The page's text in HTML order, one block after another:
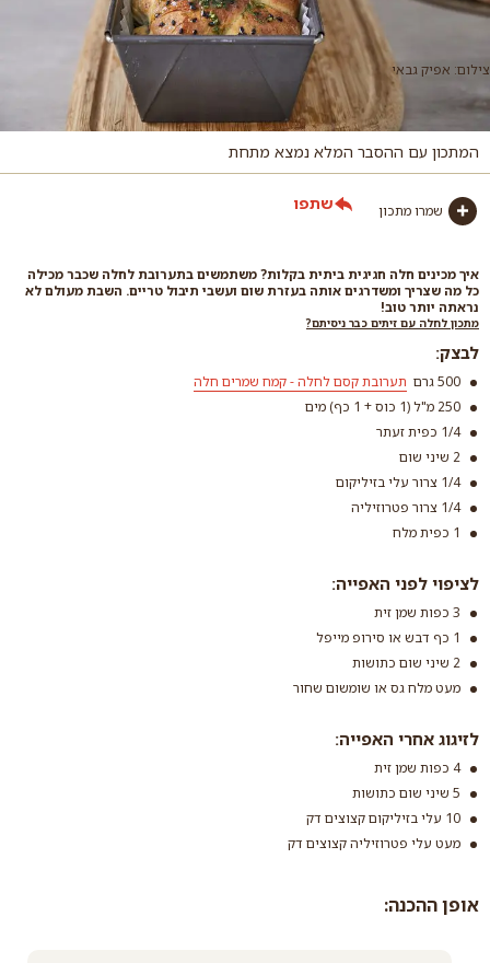
צילום: אפיק גבאי
המתכון עם ההסבר המלא נמצא מתחת
שמרו מתכון שתפו
איך מכינים חלה חגיגית ביתית בקלות? משתמשים בתערובת לחלה שכבר מכילה
כל מה שצריך ומשדרגים אותה בעזרת שום ועשבי תיבול טריים. השבת מעולם לא
נראתה יותר טוב!
מתכון לחלה עם זיתים כבר ניסיתם?
לבצק:
500 גרם תערובת קסם לחלה - קמח שמרים חלה
250 מ"ל (1 כוס + 1 כף) מים
1/4 כפית זעתר
2 שיני שום
1/4 צרור עלי בזיליקום
1/4 צרור פטרוזיליה
1 כפית מלח
לציפוי לפני האפייה:
3 כפות שמן זית
1 כף דבש או סירופ מייפל
2 שיני שום כתושות
מעט מלח גס או שומשום שחור
לזיגוג אחרי האפייה:
4 כפות שמן זית
5 שיני שום כתושות
10 עלי בזיליקום קצוצים דק
מעט עלי פטרוזיליה קצוצים דק
אופן ההכנה: